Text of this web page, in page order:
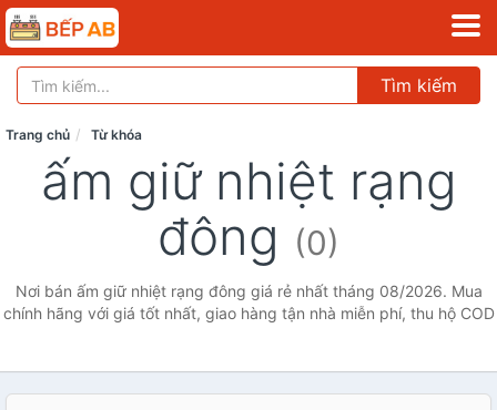
Tìm kiếm
Trang chủ Từ khóa
ấm giữ nhiệt rạng
đông (0)
Nơi bán ấm giữ nhiệt rạng đông giá rẻ nhất tháng 08/2026. Mua
chính hãng với giá tốt nhất, giao hàng tận nhà miễn phí, thu hộ COD